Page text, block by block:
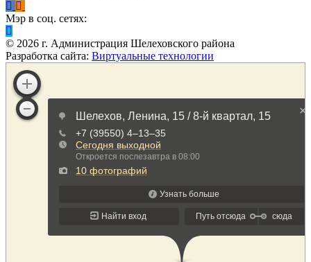
Мэр в соц. сетях:
© 2026 г. Администрация Шелеховского района
Разработка сайта: Виртуальные технологии